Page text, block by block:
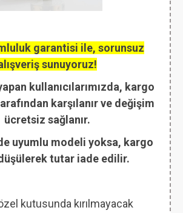
garantisi ile, sorunsuz
sunuyoruz!
kullanıcılarımızda, kargo
karşılanır ve değişim
ücretsiz sağlanır.
uyumlu modeli yoksa, kargo
tutar iade edilir.
kutusunda kırılmayacak